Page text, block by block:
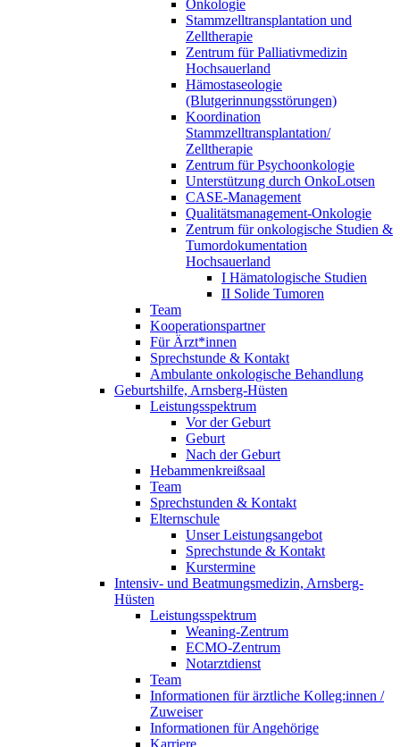
Onkologie
Stammzelltransplantation und
Zelltherapie
Zentrum für Palliativmedizin
Hochsauerland
Hämostaseologie
(Blutgerinnungsstörungen)
Koordination
Stammzelltransplantation/
Zelltherapie
Zentrum für Psychoonkologie
Unterstützung durch OnkoLotsen
CASE-Management
Qualitätsmanagement-Onkologie
Zentrum für onkologische Studien &
Tumordokumentation
Hochsauerland
I Hämatologische Studien
II Solide Tumoren
Team
Kooperationspartner
Für Ärzt*innen
Sprechstunde & Kontakt
Ambulante onkologische Behandlung
Geburtshilfe, Arnsberg-Hüsten
Leistungsspektrum
Vor der Geburt
Geburt
Nach der Geburt
Hebammenkreißsaal
Team
Sprechstunden & Kontakt
Elternschule
Unser Leistungsangebot
Sprechstunde & Kontakt
Kurstermine
Intensiv- und Beatmungsmedizin, Arnsberg-
Hüsten
Leistungsspektrum
Weaning-Zentrum
ECMO-Zentrum
Notarztdienst
Team
Informationen für ärztliche Kolleg:innen /
Zuweiser
Informationen für Angehörige
Karriere